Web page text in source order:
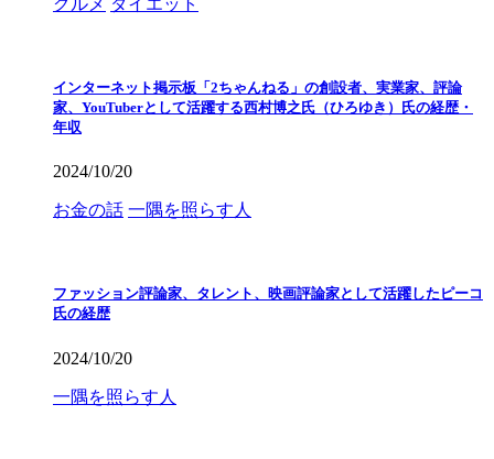
グルメ ダイエット
インターネット掲示板「2ちゃんねる」の創設者、実業家、評論
家、YouTuberとして活躍する西村博之氏（ひろゆき）氏の経歴・
年収
2024/10/20
お金の話 一隅を照らす人
ファッション評論家、タレント、映画評論家として活躍したピーコ
氏の経歴
2024/10/20
一隅を照らす人